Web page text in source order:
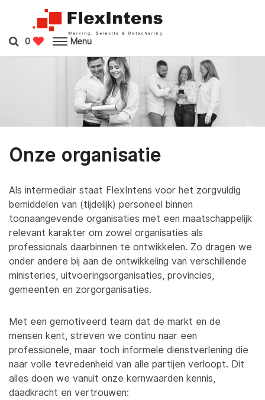
0 Menu
Onze organisatie
Als intermediair staat FlexIntens voor het zorgvuldig
bemiddelen van (tijdelijk) personeel binnen
toonaangevende organisaties met een maatschappelijk
relevant karakter om zowel organisaties als
professionals daarbinnen te ontwikkelen. Zo dragen we
onder andere bij aan de ontwikkeling van verschillende
ministeries, uitvoeringsorganisaties, provincies,
gemeenten en zorgorganisaties.
Met een gemotiveerd team dat de markt en de
mensen kent, streven we continu naar een
professionele, maar toch informele dienstverlening die
naar volle tevredenheid van alle partijen verloopt. Dit
alles doen we vanuit onze kernwaarden kennis,
daadkracht en vertrouwen: